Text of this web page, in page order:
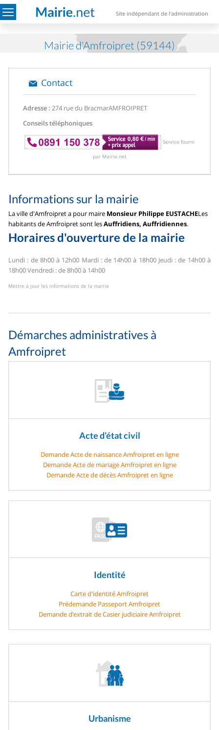
Site indépendant de l'administration
Mairie d'Amfroipret (59144)
Contact
Adresse : 274 rue du BracmarAMFROIPRET
Conseils téléphoniques
Service fourni
par Mairie.net
Informations sur la mairie
La ville d'Amfroipret a pour maire Monsieur Philippe EUSTACHELes
habitants de Amfroipret sont lesAuffridiens, Auffridiennes.
Horaires d'ouverture de la mairie
Lundi : de 8h00 à 12h00 Mardi : de 14h00 à 18h00Jeudi : de 14h00 à
18h00Vendredi : de 8h00 à 14h00
Mettre à jour les informations de la mairie
Démarches administratives à
Amfroipret
Acte d’état civil
Demande Acte de naissance Amfroipret en ligne
Demande Acte de mariage Amfroipret en ligne
Demande Acte de décès Amfroipret en ligne
Identité
Carte d'identité Amfroipret
Prédemande Passeport Amfroipret
Demande d’extrait de Casier judiciaire Amfroipret
Urbanisme